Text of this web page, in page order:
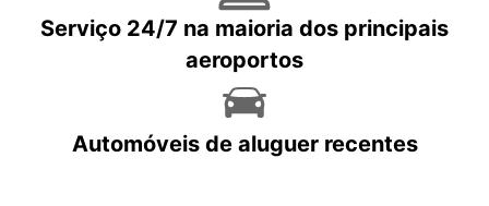
Serviço 24/7 na maioria dos principais
aeroportos
Automóveis de aluguer recentes